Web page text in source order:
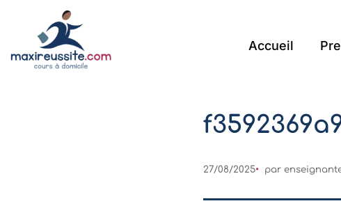
Accueil
27/08/2025 par